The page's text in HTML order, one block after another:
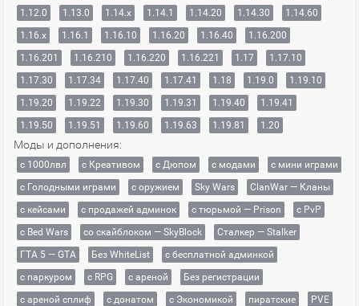
1.12.0
1.13.0 1.14.x 1.14.1 1.14.20 1.14.30
1.14.60
1.16.x
1.16.1 1.16.10 1.16.20 1.16.40
1.16.200
1.16.201
1.16.210 1.16.220 1.16.221 1.17
1.17.10
1.17.30
1.17.34 1.17.40 1.17.41 1.18 1.19.0
1.19.10
1.19.20
1.19.22 1.19.30 1.19.31 1.19.40
1.19.41
1.19.50
1.19.51 1.19.60 1.19.63 1.19.81 1.20
Моды и дополнения:
с 1000лвл c Креативом с Дюпом с модами
с мини играми
с Голодными играми
с оружием Sky Wars
ClanWar — Кланы
с кейсами
с продажей админок с тюрьмой — Prison
с PvP
с Bed Wars
со скайблоком — SkyBlock
Сталкер — Stalker
ГТА 5 — GTA
Без WhiteList
с бесплатной админкой
с паркуром
с RPG с ареной
Без регистрации
с ареной сплиф
с донатом с Экономикой пиратские
PVE